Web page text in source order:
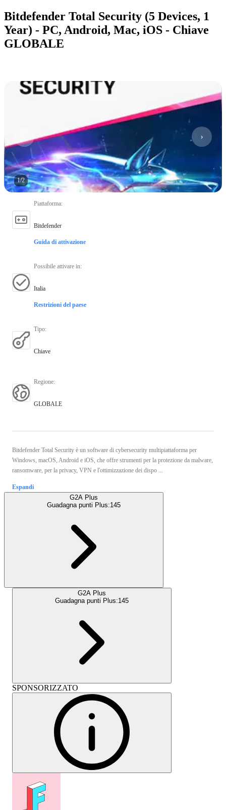
Bitdefender Total Security (5 Devices, 1
Year) - PC, Android, Mac, iOS - Chiave
GLOBALE
1/2
Piattaforma:
Bitdefender
Guida di attivazione
Possibile attivare in:
Italia
Restrizioni del paese
Tipo:
Chiave
Regione:
GLOBALE
Bitdefender Total Security è un software di cybersecurity multipiattaforma per
Windows, macOS, Android e iOS, che offre strumenti per la protezione da malware,
ransomware, per la privacy, VPN e l'ottimizzazione dei dispo ...
Espandi
G2A Plus
Guadagna punti Plus:145
G2A Plus
Guadagna punti Plus:145
SPONSORIZZATO